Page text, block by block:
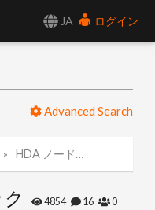
JA
ログイン
Advanced Search
HDA ノードの再クック
4854 16 0